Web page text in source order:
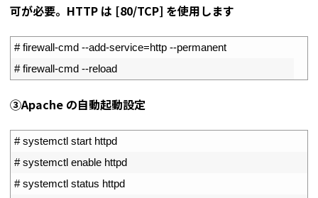
可が必要。HTTP は [80/TCP] を使用します
# firewall-cmd --add-service=http --permanent
# firewall-cmd --reload
③Apache の自動起動設定
# systemctl start httpd
# systemctl enable httpd
# systemctl status httpd